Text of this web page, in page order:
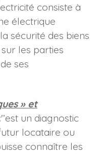
consiste à
électrique
sécurité des biens
les parties
ses
» et
’est un diagnostic
locataire ou
connaître les